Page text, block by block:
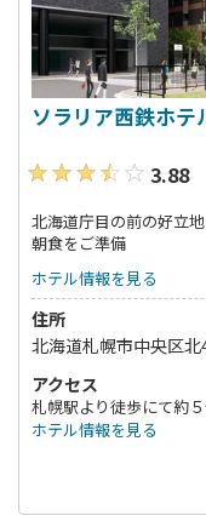
ソラリア西鉄ホテ
3.88
北海道庁目の前の好立
朝食をご準備
ホテル情報を見る
住所
北海道札幌市中央区
アクセス
札幌駅より徒歩にて約
ホテル情報を見る